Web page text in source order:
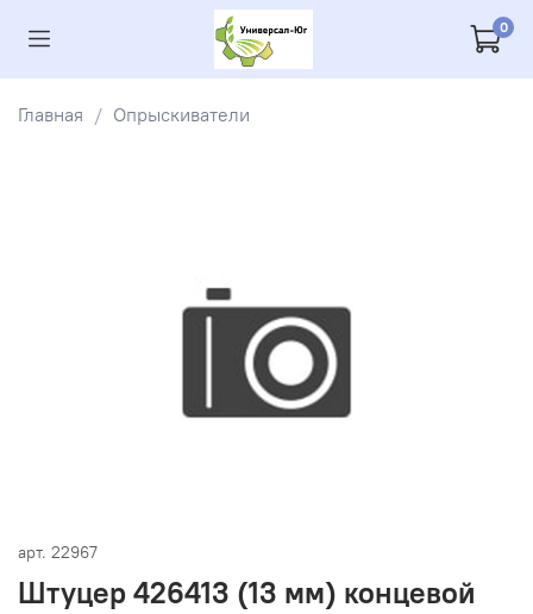
0
Главная Опрыскиватели
арт. 22967
Штуцер 426413 (13 мм) концевой